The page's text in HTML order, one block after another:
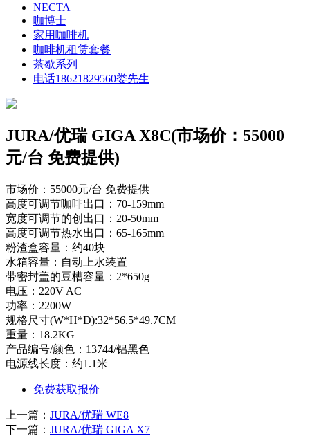
NECTA
咖博士
家用咖啡机
咖啡机租赁套餐
茶歇系列
电话18621829560娄先生
JURA/优瑞 GIGA X8C(市场价：55000
元/台 免费提供)
市场价：55000元/台 免费提供
高度可调节咖啡出口：70-159mm
宽度可调节的创出口：20-50mm
高度可调节热水出口：65-165mm
粉渣盒容量：约40块
水箱容量：自动上水装置
带密封盖的豆槽容量：2*650g
电压：220V AC
功率：2200W
规格尺寸(W*H*D):32*56.5*49.7CM
重量：18.2KG
产品编号/颜色：13744/铝黑色
电源线长度：约1.1米
免费获取报价
上一篇： JURA/优瑞 WE8
下一篇： JURA/优瑞 GIGA X7